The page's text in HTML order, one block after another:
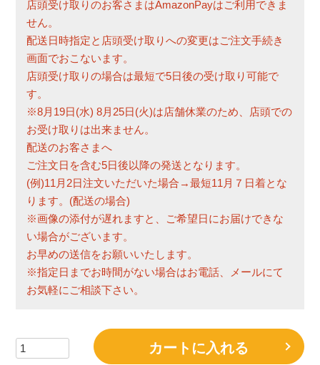
店頭受け取りのお客さまはAmazonPayはご利用できま
せん。
配送日時指定と店頭受け取りへの変更はご注文手続き
画面でおこないます。
店頭受け取りの場合は最短で5日後の受け取り可能で
す。
※8月19日(水) 8月25日(火)は店舗休業のため、店頭での
お受け取りは出来ません。
配送のお客さまへ
ご注文日を含む5日後以降の発送となります。
(例)11月2日注文いただいた場合→最短11月７日着とな
ります。(配送の場合)
※画像の添付が遅れますと、ご希望日にお届けできな
い場合がございます。
お早めの送信をお願いいたします。
※指定日までお時間がない場合はお電話、メールにて
お気軽にご相談下さい。
カートに入れる